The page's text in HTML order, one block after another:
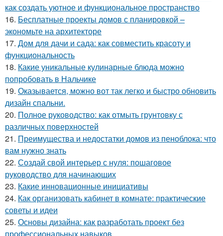
как создать уютное и функциональное пространство
16. Бесплатные проекты домов с планировкой –
экономьте на архитекторе
17. Дом для дачи и сада: как совместить красоту и
функциональность
18. Какие уникальные кулинарные блюда можно
попробовать в Нальчике
19. Оказывается, можно вот так легко и быстро обновить
дизайн спальни.
20. Полное руководство: как отмыть грунтовку с
различных поверхностей
21. Преимущества и недостатки домов из пеноблока: что
вам нужно знать
22. Создай свой интерьер с нуля: пошаговое
руководство для начинающих
23. Какие инновационные инициативы
24. Как организовать кабинет в комнате: практические
советы и идеи
25. Основы дизайна: как разработать проект без
профессиональных навыков